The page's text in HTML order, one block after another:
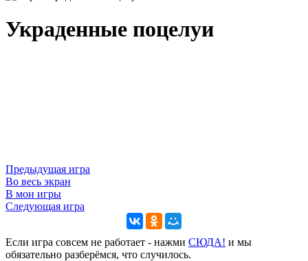
Украденные поцелуи
Предыдущая игра
Во весь экран
В мои игры
Следующая игра
Если игра совсем не работает - нажми CЮДА! и мы
обязательно разберёмся, что случилось.